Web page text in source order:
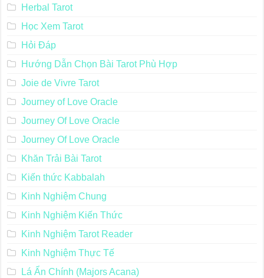
Herbal Tarot
Học Xem Tarot
Hỏi Đáp
Hướng Dẫn Chọn Bài Tarot Phù Hợp
Joie de Vivre Tarot
Journey of Love Oracle
Journey Of Love Oracle
Journey Of Love Oracle
Khăn Trải Bài Tarot
Kiến thức Kabbalah
Kinh Nghiệm Chung
Kinh Nghiệm Kiến Thức
Kinh Nghiệm Tarot Reader
Kinh Nghiệm Thực Tế
Lá Ẩn Chính (Majors Acana)